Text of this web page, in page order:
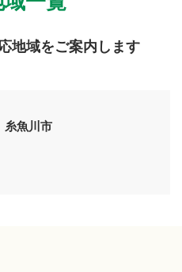
地域をご案内します
糸魚川市